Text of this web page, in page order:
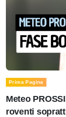
Prima Pagina
Meteo
roventi